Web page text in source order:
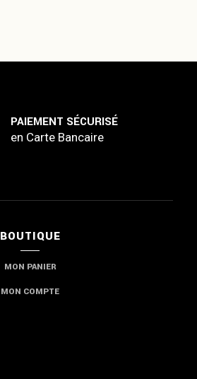
PAIEMENT SÉCURISÉ
en Carte Bancaire
BOUTIQUE
MON PANIER
MON COMPTE